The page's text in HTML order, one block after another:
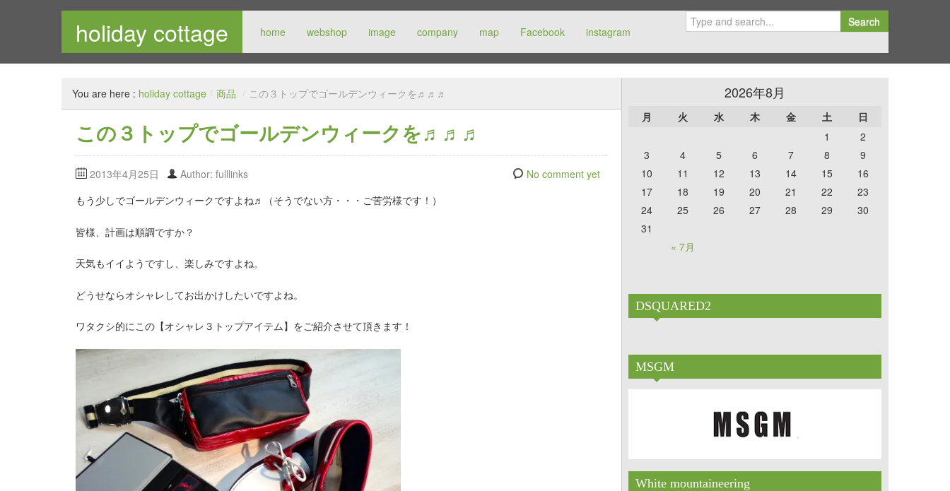
holiday cottage home webshop image company map Facebook instagram
Search
メンズセレクトショップ
You are here : holiday cottage / 商品 / この３トップでゴールデンウィークを♬♬♬
この３トップでゴールデンウィークを♬♬♬
2013年4月25日 Author: fulllinks
No comment yet
もう少しでゴールデンウィークですよね♬（そうでない方・・・ご苦労様です！）
皆様、計画は順調ですか？
天気もイイようですし、楽しみですよね。
どうせならオシャレしてお出かけしたいですよね。
ワタクシ的にこの【オシャレ３トップアイテム】をご紹介させて頂きます！
2026年8月
月 火 水 木 金 土 日
« 7月
1
2
3
4 5 6 7 8
9
10
11 12 13 14 15
16
17
18 19 20 21 22
23
24
25 26 27 28 29
30
31
DSQUARED2
MSGM
White mountaineering